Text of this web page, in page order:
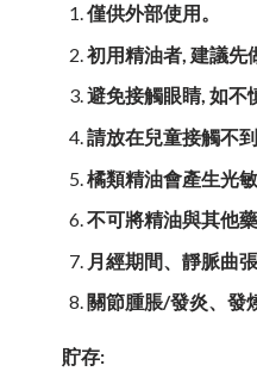
僅供外部使用。
初用精油者, 建議先
避免接觸眼睛, 如不
請放在兒童接觸不到
橘類精油會產生光敏
不可將精油與其他
月經期間、靜脈曲
關節腫脹/發炎、發
貯存: